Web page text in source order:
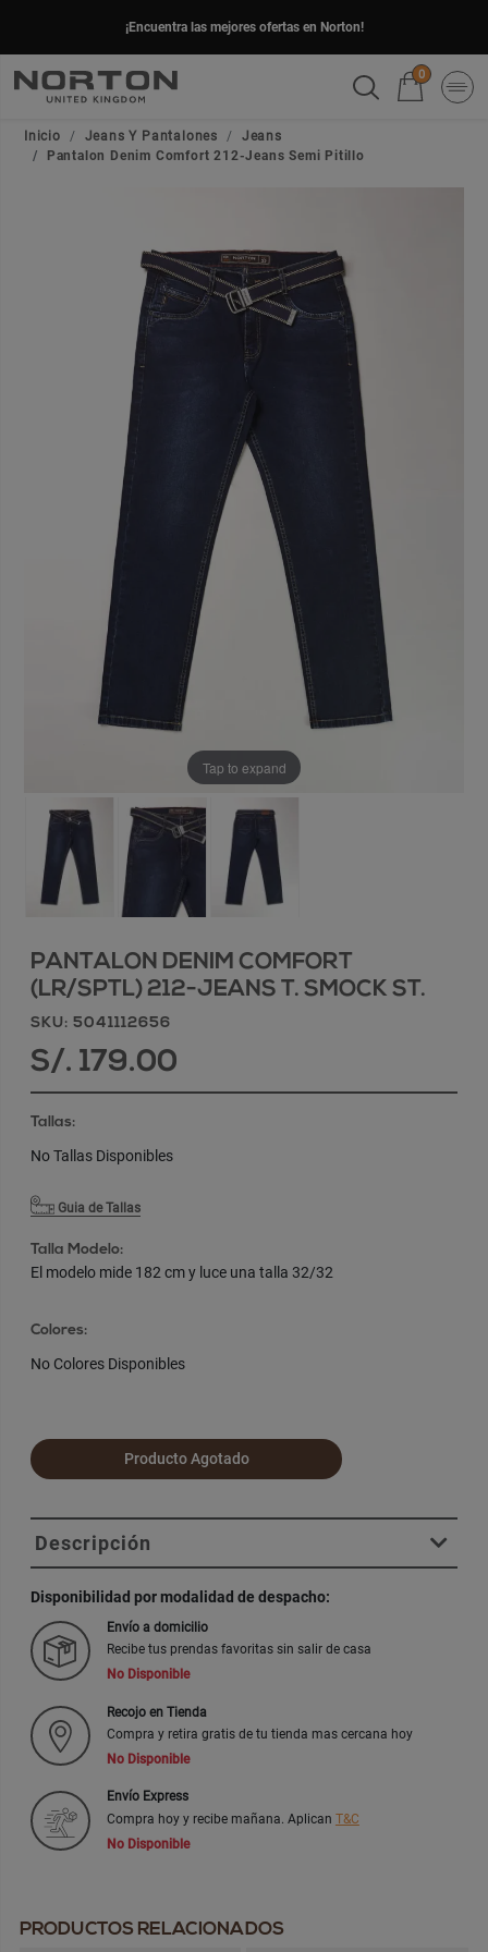
¡Encuentra las mejores ofertas en Norton!
0
Inicio Jeans Y Pantalones
Jeans
Pantalon Denim Comfort 212-Jeans Semi Pitillo
Tap to expand
PANTALON DENIM COMFORT
(LR/SPTL) 212-JEANS T. SMOCK ST.
SKU: 5041112656
S/. 179.00
Tallas:
No Tallas Disponibles
Guia de Tallas
Talla Modelo:
El modelo mide 182 cm y luce una talla 32/32
Colores:
No Colores Disponibles
Producto Agotado
Descripción
Disponibilidad por modalidad de despacho:
Envío a domicilio
Recibe tus prendas favoritas sin salir de casa
No Disponible
Recojo en Tienda
Compra y retira gratis de tu tienda mas cercana hoy
No Disponible
Envío Express
Compra hoy y recibe mañana. Aplican T&C
No Disponible
PRODUCTOS RELACIONADOS